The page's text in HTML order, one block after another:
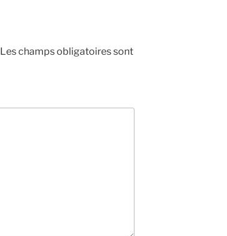
Les champs obligatoires sont